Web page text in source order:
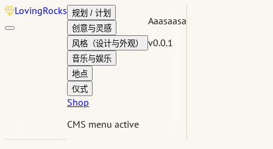
LovingRocks 规划 / 计划
创意与灵感
风格（设计与外观）
音乐与娱乐
地点
仪式
Shop
CMS menu active
Aaasaasa
v0.0.1